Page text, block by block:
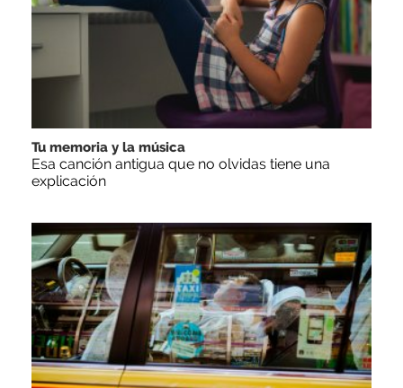
Tu memoria y la música
Esa canción antigua que no olvidas tiene una
explicación